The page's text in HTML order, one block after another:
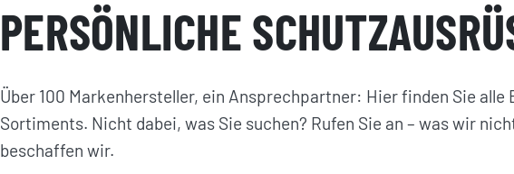
PERSÖNLICHE
Über 100 Markenhersteller, ein Ansprechpartner: Hier finden Sie alle
Sortiments. Nicht dabei, was Sie suchen? Rufen Sie an – was wir
beschaffen wir.